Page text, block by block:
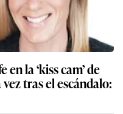
la ‘kiss cam’ de
tras el escándalo: